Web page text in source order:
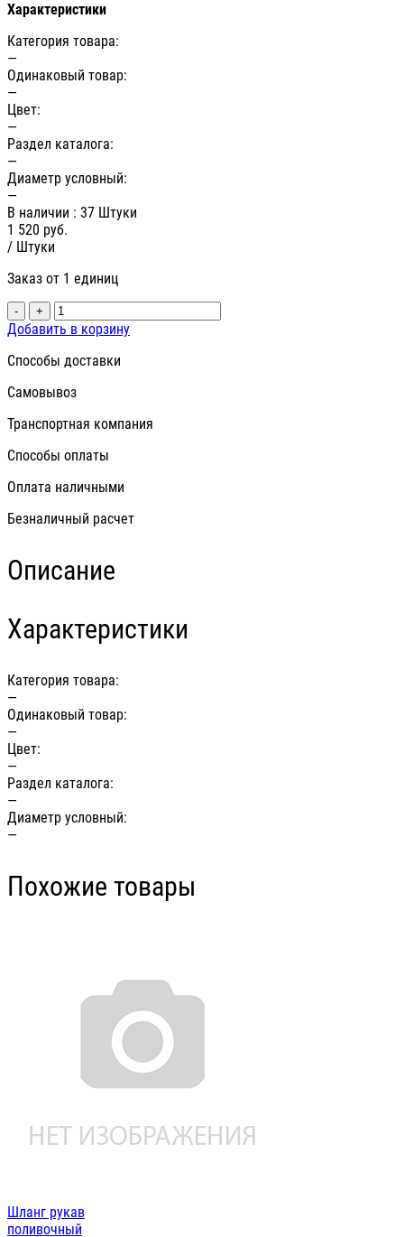
Характеристики
Категория товара:
—
Одинаковый товар:
—
Цвет:
—
Раздел каталога:
—
Диаметр условный:
—
В наличии : 37 Штуки
1 520 руб.
/ Штуки
Заказ от 1 единиц
- +
Добавить в корзину
Способы доставки
Самовывоз
Транспортная компания
Способы оплаты
Оплата наличными
Безналичный расчет
Описание
Характеристики
Категория товара:
—
Одинаковый товар:
—
Цвет:
—
Раздел каталога:
—
Диаметр условный:
—
Похожие товары
Шланг рукав
поливочный